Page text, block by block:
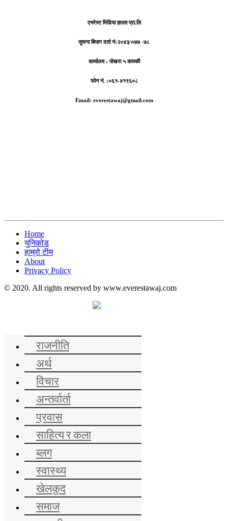
एभरेस्ट मिडिया हाउस प्रा.लि
सूचना बिभाग दर्ता नं:२०४३/०७७ -७८
कार्यालय :पोखरा ५ कास्की
फोन नं. :०६१-४१९६०८
Email: everestawaj@gmail.com
Home
युनिकोड
हाम्रो टीम
About
Privacy Policy
© 2020. All rights reserved by www.everestawaj.com
राजनीति
अर्थ
विचार
अन्तर्वार्ता
प्रवास
साहित्य र कला
ब्लग
स्वास्थ्य
खेलकुद
समाज